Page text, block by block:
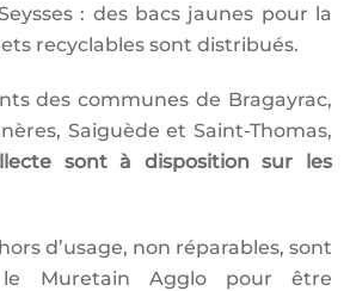
: des bacs jaunes pour la
recyclables sont distribués.
des communes de Bragayrac,
Saiguède et Saint-Thomas,
sont à disposition sur les
d’usage, non réparables, sont
Muretain Agglo pour être